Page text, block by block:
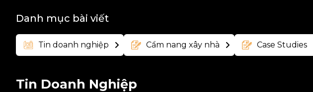
Danh mục bài viết
Tin doanh nghiệp Cẩm nang xây nhà Case Studies
Tin Doanh Nghiệp